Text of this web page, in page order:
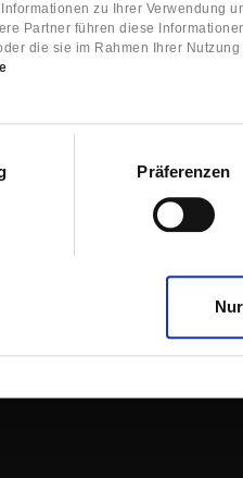
zu Ihrer Verwendung
Partner führen diese
die sie im Rahmen Ihrer
Präferenzen